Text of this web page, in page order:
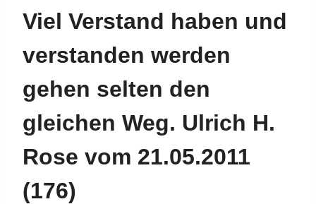
Viel Verstand haben und
verstanden werden
gehen selten den
gleichen Weg. Ulrich H.
Rose vom 21.05.2011
(176)